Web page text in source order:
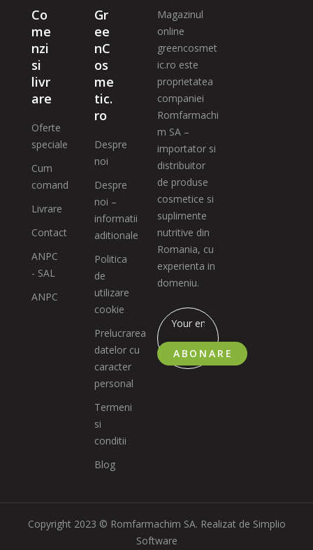
Co
me
nzi
si
livr
are
Oferte
speciale
Cum
comand
Livrare
Contact
ANPC
- SAL
ANPC
Gr
ee
nC
os
me
tic.
ro
Despre
noi
Despre
noi –
informatii
aditionale
Politica
de
utilizare
cookie
Prelucrarea
datelor cu
caracter
personal
Termeni
si
conditii
Blog
Magazinul
online
greencosmet
ic.ro este
proprietatea
companiei
Romfarmachi
m SA –
importator si
distribuitor
de produse
cosmetice si
suplimente
nutritive din
Romania, cu
experienta in
domeniu.
ABONARE
Copyright 2023 © Romfarmachim SA. Realizat de Simplio
Software